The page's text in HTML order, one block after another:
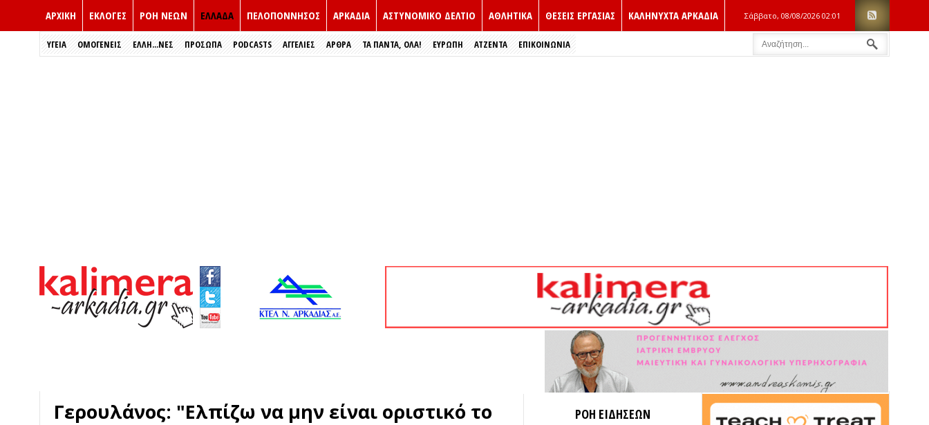
ΑΡΧΙΚΗ ΕΚΛΟΓΈΣ ΡΟΗ ΝΕΩΝ ΕΛΛΑΔΑ ΠΕΛΟΠΟΝΝΗΣΟΣ ΑΡΚΑΔΙΑ ΑΣΤΥΝΟΜΙΚΟ ΔΕΛΤΙΟ ΑΘΛΗΤΙΚΑ ΘΕΣΕΙΣ ΕΡΓΑΣΙΑΣ ΚΑΛΗΝΥΧΤΑ ΑΡΚΑΔΙΑ Σάββατο, 08/08/2026 02:01
ΥΓΕΙΑ ΟΜΟΓΕΝΕΙΣ ΈΛΛΗ...ΝΕΣ ΠΡΌΣΩΠΑ PODCASTS ΑΓΓΕΛΙΕΣ ΑΡΘΡΑ ΤΑ ΠΑΝΤΑ, ΟΛΑ! ΕΥΡΏΠΗ ΑΤΖΕΝΤΑ ΕΠΙΚΟΙΝΩΝΙΑ
Γερουλάνος: "Ελπίζω να μην είναι οριστικό το
ΡΟΗ ΕΙΔΗΣΕΩΝ